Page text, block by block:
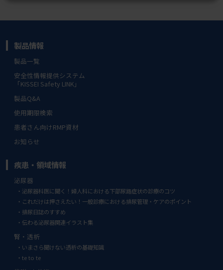
製品情報
製品一覧
安全性情報提供システム
「KISSEI Safety LINK」
製品Q&A
使用期限検索
患者さん向けRMP資材
お知らせ
疾患・領域情報
泌尿器
泌尿器科医に聞く！婦人科における下部尿路症状の診療のコツ
これだけは押さえたい！一般診療における排尿管理・ケアのポイント
排尿日誌のすすめ
伝わる泌尿器関連イラスト集
腎・透析
いまさら聞けない透析の基礎知識
te to te